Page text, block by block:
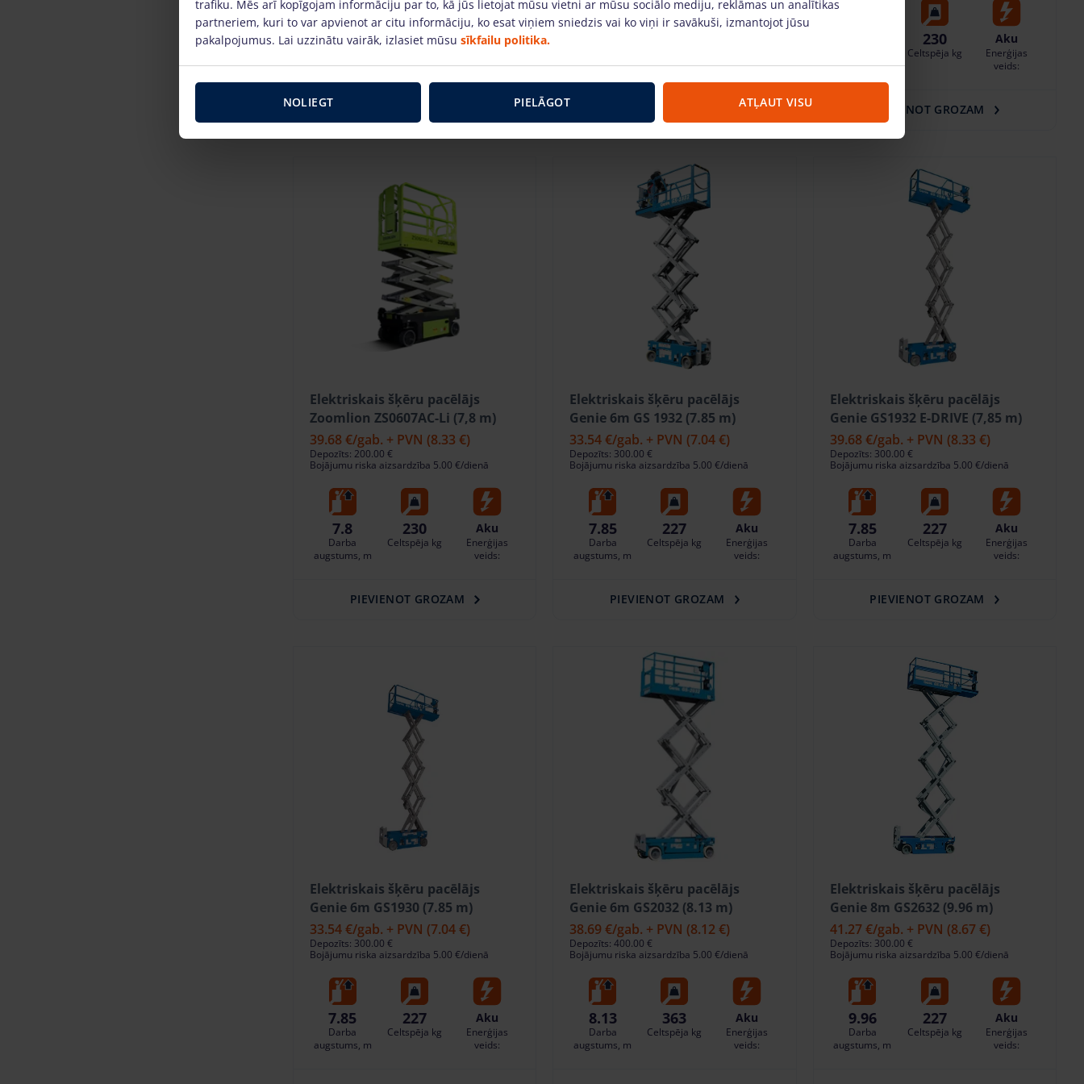
6.6
augstums, m
272 Aku
veids:
augstums, m
veids:
augstums, m
230
Celtspēja kg
Aku
Enerģijas
veids:
PIEVIENOT GROZAM
Elektriskais šķēru pacēlājs
Zoomlion ZS0607AC-Li (7,8 m)
39.68 €/gab. + PVN (8.33 €)
Depozīts: 200.00 €
Bojājumu riska aizsardzība 5.00 €/dienā
7.8
Darba
augstums, m
230
Celtspēja kg
Aku
Enerģijas
veids:
PIEVIENOT GROZAM
Elektriskais šķēru pacēlājs
Genie 6m GS 1932 (7.85 m)
33.54 €/gab. + PVN (7.04 €)
Depozīts: 300.00 €
Bojājumu riska aizsardzība 5.00 €/dienā
7.85
Darba
augstums, m
227
Celtspēja kg
Aku
Enerģijas
veids:
PIEVIENOT GROZAM
Elektriskais šķēru pacēlājs
Genie GS1932 E-DRIVE (7,85 m)
39.68 €/gab. + PVN (8.33 €)
Depozīts: 300.00 €
Bojājumu riska aizsardzība 5.00 €/dienā
7.85
Darba
augstums, m
227
Celtspēja kg
Aku
Enerģijas
veids:
PIEVIENOT GROZAM
Elektriskais šķēru pacēlājs
Genie 6m GS1930 (7.85 m)
33.54 €/gab. + PVN (7.04 €)
Depozīts: 300.00 €
Bojājumu riska aizsardzība 5.00 €/dienā
7.85
Darba
augstums, m
227
Celtspēja kg
Aku
Enerģijas
veids:
Elektriskais šķēru pacēlājs
Genie 6m GS2032 (8.13 m)
38.69 €/gab. + PVN (8.12 €)
Depozīts: 400.00 €
Bojājumu riska aizsardzība 5.00 €/dienā
8.13
Darba
augstums, m
363
Celtspēja kg
Aku
Enerģijas
veids:
Elektriskais šķēru pacēlājs
Genie 8m GS2632 (9.96 m)
41.27 €/gab. + PVN (8.67 €)
Depozīts: 300.00 €
Bojājumu riska aizsardzība 5.00 €/dienā
9.96
Darba
augstums, m
227
Celtspēja kg
Aku
Enerģijas
veids:
trafiku. Mēs arī kopīgojam informāciju par to, kā jūs lietojat mūsu vietni ar mūsu sociālo mediju, reklāmas un analītikas
partneriem, kuri to var apvienot ar citu informāciju, ko esat viņiem sniedzis vai ko viņi ir savākuši, izmantojot jūsu
pakalpojumus. Lai uzzinātu vairāk, izlasiet mūsu sīkfailu politika.
NOLIEGT PIELĀGOT ATĻAUT VISU